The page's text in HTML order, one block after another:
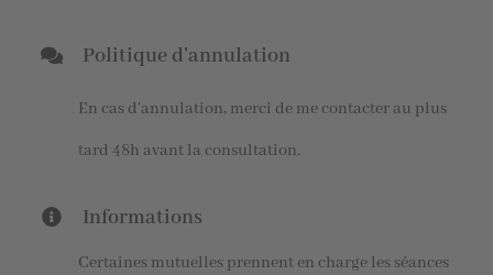
Politique d’annulation
En cas d’annulation, merci de me contacter au plus
tard 48h avant la consultation.
Informations
Certaines mutuelles prennent en charge les séances